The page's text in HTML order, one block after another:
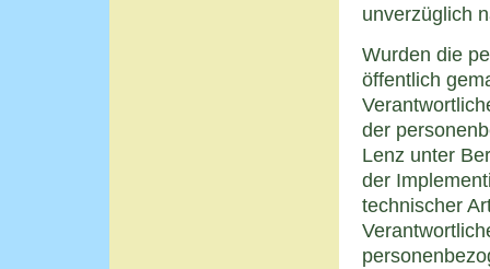
unverzüglich
Wurden die
öffentlich
der
Lenz unter
der
technischer